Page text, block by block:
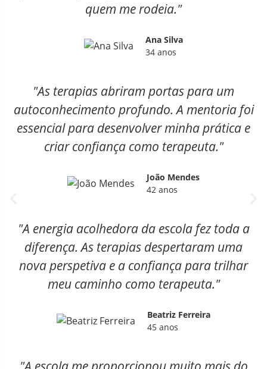
quem me rodeia."
Ana Silva
34 anos
"As terapias abriram portas para um
autoconhecimento profundo. A mentoria foi
essencial para desenvolver minha prática e
criar confiança como terapeuta."
João Mendes
42 anos
"A energia acolhedora da escola fez toda a
diferença. As terapias despertaram uma
nova perspetiva e a confiança para trilhar
meu caminho como terapeuta."
Beatriz Ferreira
45 anos